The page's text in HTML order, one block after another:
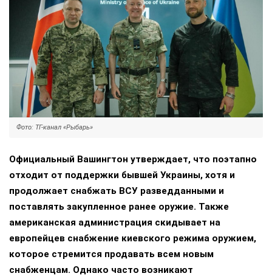
Фото: ТГ-канал «Рыбарь»
Официальный Вашингтон утверждает, что поэтапно
отходит от поддержки бывшей Украины, хотя и
продолжает снабжать ВСУ разведданными и
поставлять закупленное ранее оружие. Также
американская администрация скидывает на
европейцев снабжение киевского режима оружием,
которое стремится продавать всем новым
снабженцам. Однако часто возникают